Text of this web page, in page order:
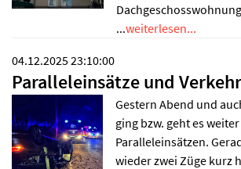
...weiterlesen...
04.12.2025 23:10:00
Paralleleinsätze und
Gestern Abend und
ging bzw. geht es
Paralleleinsätzen.
wieder zwei Züge kurz